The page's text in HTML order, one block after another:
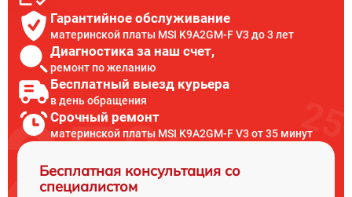
Гарантийное обслуживание
материнской платы MSI K9A2GM-F V3 до 3 лет
Диагностика за наш счет,
ремонт по желанию
Бесплатный выезд курьера
в день обращения
Срочный ремонт
материнской платы MSI K9A2GM-F V3 от 35 минут
Бесплатная консультация со
специалистом